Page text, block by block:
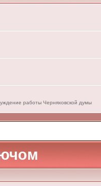
работы Черняховской думы